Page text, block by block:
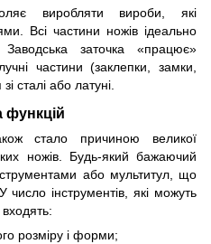
виробляти вироби, які
Всі частини ножів ідеально
заточка «працює»
частини (заклепки, замки,
сталі або латуні.
функцій
стало причиною великої
ножів. Будь-який бажаючий
або мультитул, що
інструментів, які можуть
розміру і форми;